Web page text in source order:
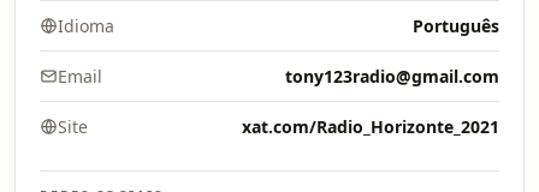
Idioma Português
Email tony123radio@gmail.com
Site xat.com/Radio_Horizonte_2021